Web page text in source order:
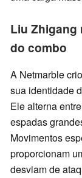
Liu Zhigang
do combo
A Netmarble
sua identidade
Ele alterna
espadas
Movimentos
proporcionam
desviam de